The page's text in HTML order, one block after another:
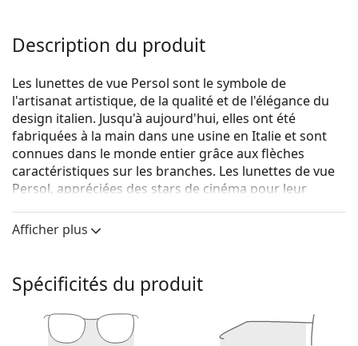
Description du produit
Les lunettes de vue Persol sont le symbole de
l'artisanat artistique, de la qualité et de l'élégance du
design italien. Jusqu'à aujourd'hui, elles ont été
fabriquées à la main dans une usine en Italie et sont
connues dans le monde entier grâce aux flèches
caractéristiques sur les branches. Les lunettes de vue
Persol, appréciées des stars de cinéma pour leur
grâce à leur grande qualité, leurs formes
traditionnelles et leur marque culte.
Voyez de quoi vous avez l'air avec ces lunettes grâce à
la fonction d'essai virtuel de Lentiamo.
Monture de lunettes de vue
Afficher plus
Spécificités du produit